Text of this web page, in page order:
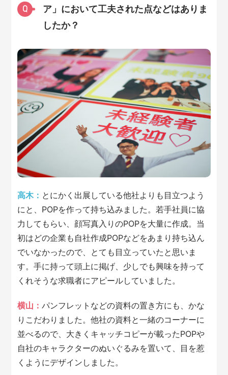
Q
ア」において工夫された点などはありま
したか？
高木： とにかく出展している他社よりも目立つよう
にと、POPを作って持ち込みました。若手社員に協
力してもらい、顔写真入りのPOPを大量に作成。当
初はどの企業も自社作成POPなどをあまり持ち込ん
でいなかったので、とても目立っていたと思いま
す。手に持って頭上に掲げ、少しでも興味を持って
くれそうな求職者にアピールしていました。
横山：パンフレットなどの資料の置き方にも、かな
りこだわりました。他社の資料と一緒のコーナーに
並べるので、大きくキャッチコピーが載ったPOPや
自社のキャラクターのぬいぐるみを置いて、目を惹
くようにデザインしました。